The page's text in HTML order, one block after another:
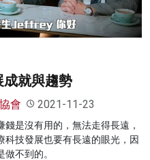
就與趨勢
會 2021-11-23
是沒有用的，無法走得長遠，
科技發展也要有長遠的眼光，因
不到的。